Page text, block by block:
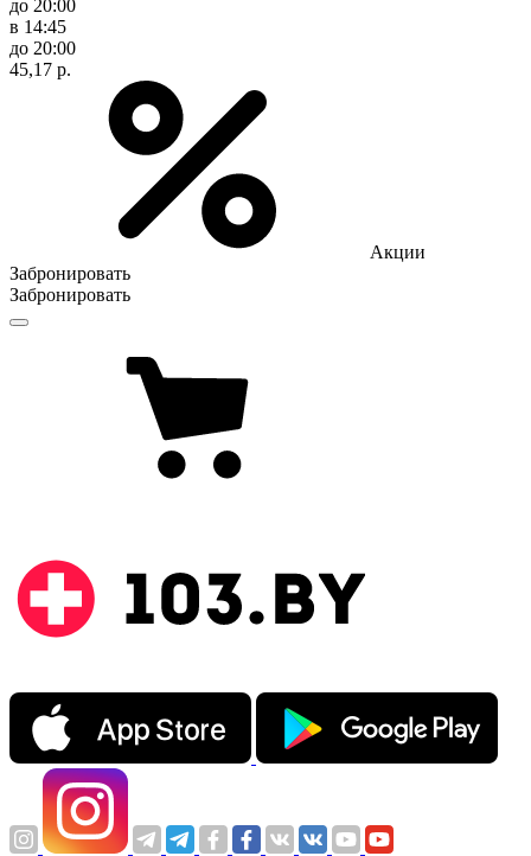
до 20:00
в 14:45
до 20:00
45,17 р.
Акции
Забронировать
Забронировать